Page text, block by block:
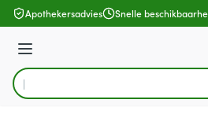
Ga naar de inhoud
Apothekersadvies Snelle
Menu
Product, merk, categorie...